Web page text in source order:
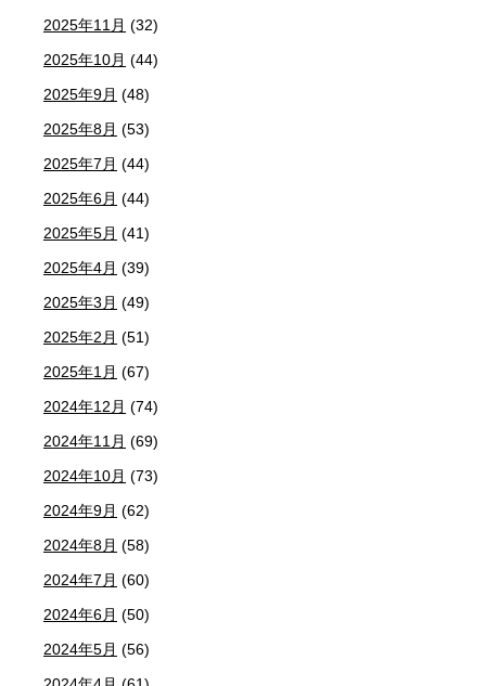
2025年11月 (32)
2025年10月 (44)
2025年9月 (48)
2025年8月 (53)
2025年7月 (44)
2025年6月 (44)
2025年5月 (41)
2025年4月 (39)
2025年3月 (49)
2025年2月 (51)
2025年1月 (67)
2024年12月 (74)
2024年11月 (69)
2024年10月 (73)
2024年9月 (62)
2024年8月 (58)
2024年7月 (60)
2024年6月 (50)
2024年5月 (56)